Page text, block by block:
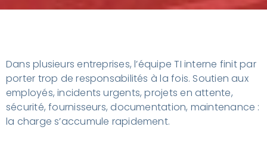
Dans plusieurs entreprises, l’équipe TI interne finit par
porter trop de responsabilités à la fois. Soutien aux
employés, incidents urgents, projets en attente,
sécurité, fournisseurs, documentation, maintenance :
la charge s’accumule rapidement.